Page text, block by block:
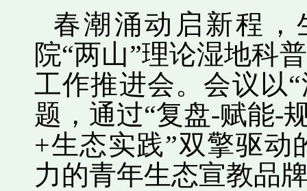
春潮涌动启新程
院“两山”理论湿地科
工作推进会。会议以“
题，通过“复盘-赋能-
+生态实践”双擎驱动
力的青年生态宣教品